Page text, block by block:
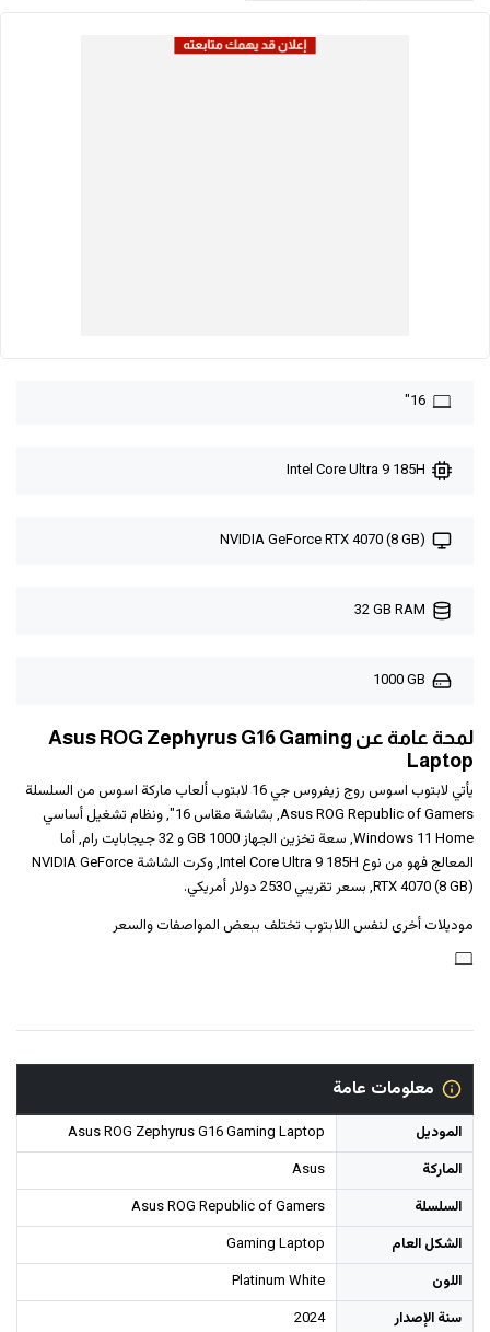
16"
Intel Core Ultra 9 185H
NVIDIA GeForce RTX 4070 (8 GB)
32 GB RAM
1000 GB
لمحة عامة عن Asus ROG Zephyrus G16 Gaming
Laptop
يأتي لابتوب اسوس روج زيفروس جي 16 لابتوب ألعاب ماركة اسوس من السلسلة
Asus ROG Republic of Gamers, بشاشة مقاس 16", ونظام تشغيل أساسي
Windows 11 Home, سعة تخزين الجهاز 1000 GB و ‎32 جيجابايت رام‎, أما
المعالج فهو من نوع Intel Core Ultra 9 185H, وكرت الشاشة NVIDIA GeForce
RTX 4070 (8 GB), بسعر تقريبي 2530 دولار أمريكي.
موديلات أخرى لنفس اللابتوب تختلف ببعض المواصفات والسعر
معلومات عامة
الموديل
Asus ROG Zephyrus G16 Gaming Laptop
الماركة
Asus
السلسلة
Asus ROG Republic of Gamers
الشكل العام
Gaming Laptop
اللون
Platinum White
سنة الإصدار
2024